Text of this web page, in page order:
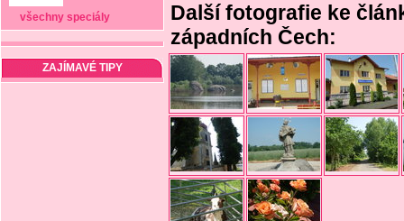
všechny speciály
ZAJÍMAVÉ TIPY
Další fotografie ke
západních Čech: